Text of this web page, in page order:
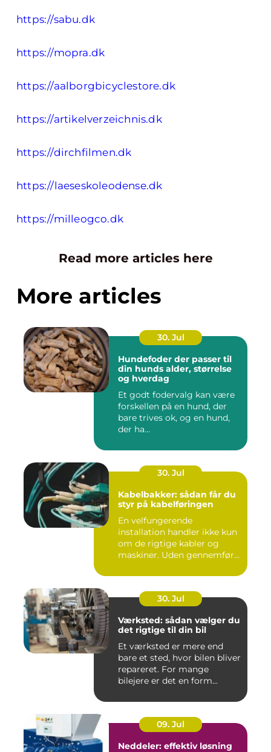
https://sabu.dk
https://mopra.dk
https://aalborgbicyclestore.dk
https://artikelverzeichnis.dk
https://dirchfilmen.dk
https://laeseskoleodense.dk
https://milleogco.dk
Read more articles here
More articles
30. Jul
Hundefoder der passer til
din hunds alder, størrelse
og hverdag
Et godt fodervalg kan være
forskellen på en hund, der
bare trives ok, og en hund,
der ha...
30. Jul
Kabelbakker: sådan får du
styr på kabelføringen
En velfungerende
installation handler ikke kun
om de rigtige kabler og
maskiner. Uden gennemført
30. Jul
Værksted: sådan vælger du
det rigtige til din bil
Et værksted er mere end
bare et sted, hvor bilen bliver
repareret. For mange
bilejere er det en form...
09. Jul
Neddeler: effektiv løsning